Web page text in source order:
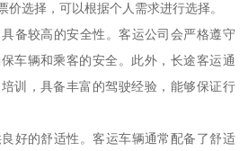
价选择，可以根据个人需求进行选择。
备较高的安全性。客运公司会严格遵守
车辆和乘客的安全。此外，长途客运通
训，具备丰富的驾驶经验，能够保证行
好的舒适性。客运车辆通常配备了舒适